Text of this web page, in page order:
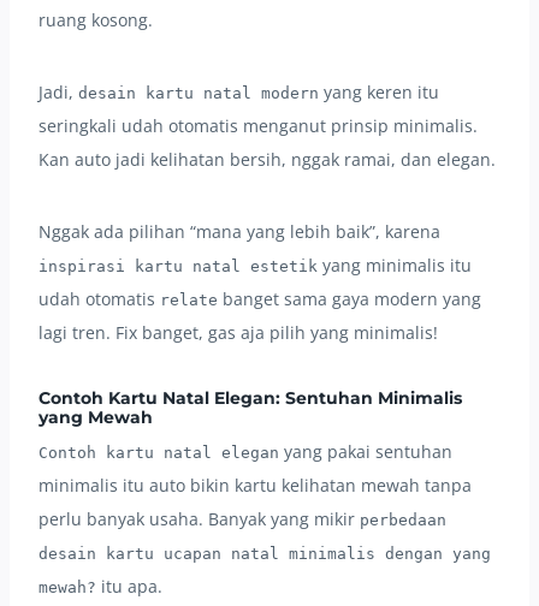
ruang kosong.
Jadi, desain kartu natal modern yang keren itu
seringkali udah otomatis menganut prinsip minimalis.
Kan auto jadi kelihatan bersih, nggak ramai, dan elegan.
Nggak ada pilihan “mana yang lebih baik”, karena
inspirasi kartu natal estetik yang minimalis itu
udah otomatis relate banget sama gaya modern yang
lagi tren. Fix banget, gas aja pilih yang minimalis!
Contoh Kartu Natal Elegan: Sentuhan Minimalis
yang Mewah
Contoh kartu natal elegan yang pakai sentuhan
minimalis itu auto bikin kartu kelihatan mewah tanpa
perlu banyak usaha. Banyak yang mikir perbedaan
desain kartu ucapan natal minimalis dengan yang
mewah? itu apa.